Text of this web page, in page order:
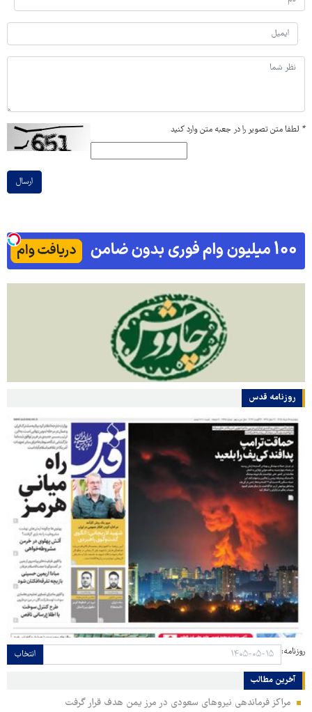
* لطفا متن تصویر را در جعبه متن وارد کنید
ارسال
روزنامه قدس
روزنامه: انتخاب
آخرین مطالب
مراکز فرماندهی نیروهای سعودی در مرز یمن هدف قرار گرفت